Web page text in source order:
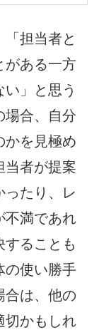
担当者と
がある一方
」と思う
場合、自分
かを見極め
当者が提案
ったり、レ
不満であれ
することも
の使い勝手
合は、他の
切かもしれ